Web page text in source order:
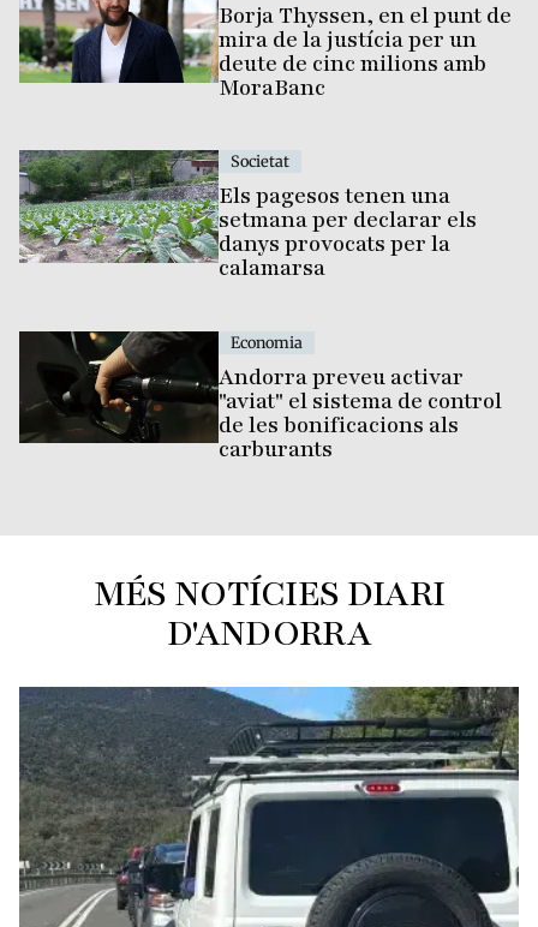
Borja Thyssen, en el punt de
mira de la justícia per un
deute de cinc milions amb
MoraBanc
Societat
Els pagesos tenen una
setmana per declarar els
danys provocats per la
calamarsa
Economia
Andorra preveu activar
"aviat" el sistema de control
de les bonificacions als
carburants
MÉS NOTÍCIES DIARI
D'ANDORRA